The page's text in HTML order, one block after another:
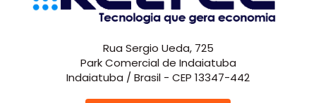
Rua Sergio Ueda, 725
Park Comercial de Indaiatuba
Indaiatuba / Brasil - CEP 13347-442